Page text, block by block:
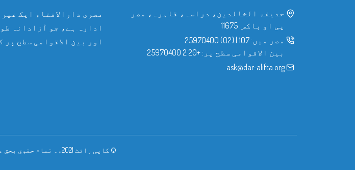
حدیقۃ الخالدین، دراسہ، قاہرہ، مصر
پی او باکس: 11675
مصر میں: 107
(02) 25970400
بین الاقوامی سطح پر: +20 2 25970400
ask@dar-alifta.org
مصری دارالافتاء ایک
ادارہ ہے، جو آزادانہ
اور بین الاقوامی سطح پر
© کاپی رائٹ 2021ء۔ تمام حقوق بحق مصری دارالافتاء محفوظ ہیں۔